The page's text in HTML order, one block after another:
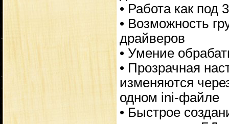
• Работа как под
• Возможность
драйверов
• Умение
• Прозрачная
изменяются
одном ini-файле
• Быстрое